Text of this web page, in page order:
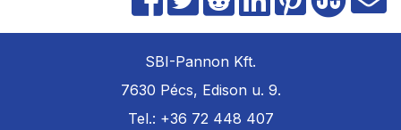
SBI-Pannon Kft.
7630 Pécs, Edison u. 9.
Tel.: +36 72 448 407